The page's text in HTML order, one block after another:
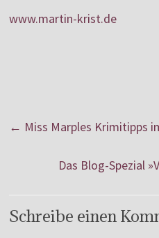
www.martin-krist.de
← Miss Marples Krimitipps
Das Blog-Spezial
Schreibe einen